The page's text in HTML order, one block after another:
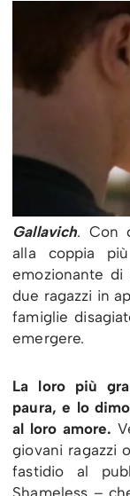
Gallavich. Con
alla coppia
emozionante
due ragazzi in
famiglie
emergere.
La loro più
paura, e lo
al loro amore.
giovani ragazzi
fastidio al
Shameless –